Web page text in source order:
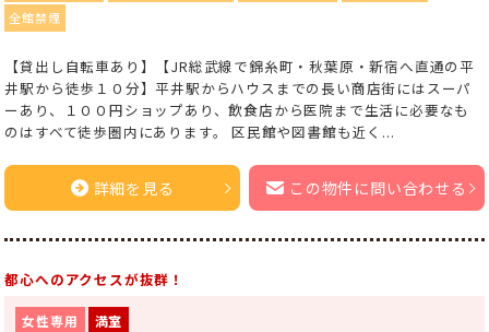
全館禁煙
【貸出し自転車あり】【JR総武線で錦糸町・秋葉原・新宿へ直通の平
井駅から徒歩１０分】平井駅からハウスまでの長い商店街にはスーパ
ーあり、１００円ショップあり、飲食店から医院まで生活に必要なも
のはすべて徒歩圏内にあります。 区民館や図書館も近く...
詳細を見る この物件に問い合わせる
都心へのアクセスが抜群！
女性専用 満室